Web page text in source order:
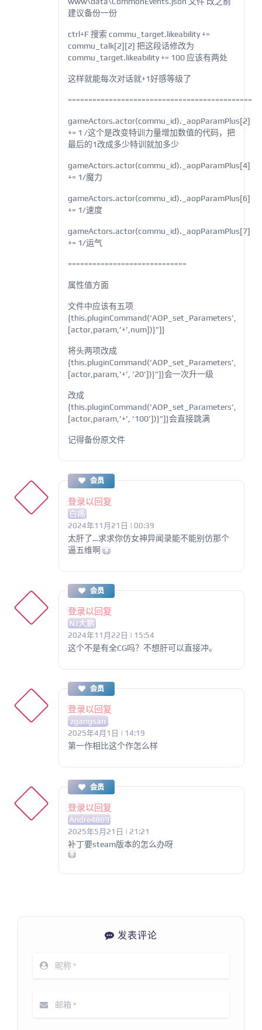
建议备份一份
ctrl+F 搜索 commu_target.likeability +=
commu_talk[2][2] 把这段话修改为
commu_target.likeability += 100 应该有两处
这样就能每次对话就+1好感等级了
=============================================
gameActors.actor(commu_id)._aopParamPlus[2]
+= 1 /这个是改变特训力量增加数值的代码，把
最后的1改成多少特训就加多少
gameActors.actor(commu_id)._aopParamPlus[4]
+= 1/魔力
gameActors.actor(commu_id)._aopParamPlus[6]
+= 1/速度
gameActors.actor(commu_id)._aopParamPlus[7]
+= 1/运气
=============================
属性值方面
文件中应该有五项
{this.pluginCommand(‘AOP_set_Parameters’,
[actor,param,’+’,num])}”]}
将头两项改成
{this.pluginCommand(‘AOP_set_Parameters’,
[actor,param,’+’, ’20’])}”]}会一次升一级
改成
{this.pluginCommand(‘AOP_set_Parameters’,
[actor,param,’+’, ‘100’])}”]}会直接跳满
记得备份原文件
会员
登录以回复
白疡
2024年11月21日 | 00:39
太肝了…求求你仿女神异闻录能不能别仿那个
逼五维啊
会员
登录以回复
NJ大鹏
2024年11月22日 | 15:54
这个不是有全CG吗？不想肝可以直接冲。
会员
登录以回复
zgangsan
2025年4月1日 | 14:19
第一作相比这个作怎么样
会员
登录以回复
Andre4869
2025年5月21日 | 21:21
补丁要steam版本的怎么办呀
发表评论